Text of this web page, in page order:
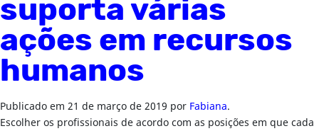
suporta várias
ações em recursos
humanos
Publicado em 21 de março de 2019 por Fabiana.
Escolher os profissionais de acordo com as posições em que cada